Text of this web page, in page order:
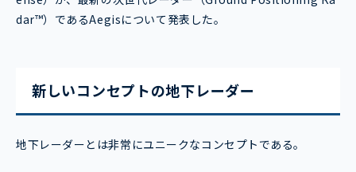
dar™）であるAegisについて発表した。
新しいコンセプトの地下レーダー
地下レーダーとは非常にユニークなコンセプトである。